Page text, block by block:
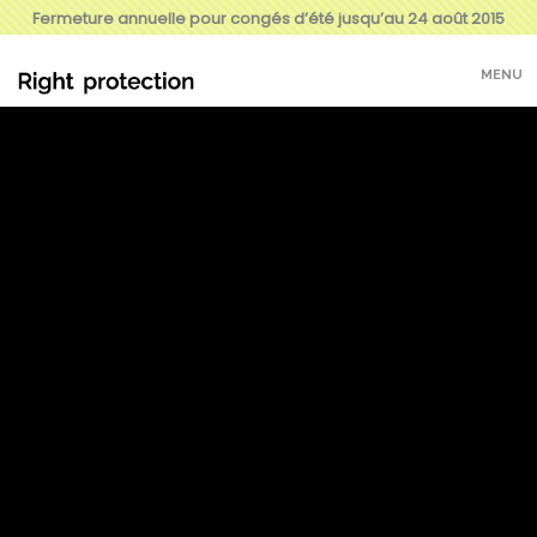
Fermeture annuelle pour congés d’été jusqu’au 24 août 2015
MENU